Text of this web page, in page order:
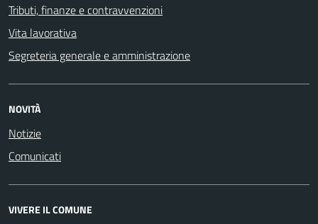
Tributi, finanze e contravvenzioni
Vita lavorativa
Segreteria generale e amministrazione
NOVITÀ
Notizie
Comunicati
VIVERE IL COMUNE